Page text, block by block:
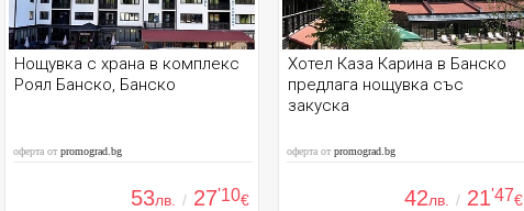
Нощувка с храна в комплекс
Роял Банско, Банско
оферта от promograd.bg
53лв. / 27'10€
Хотел Каза Карина в Банско
предлага нощувка със
закуска
оферта от promograd.bg
42лв. / 21'47€